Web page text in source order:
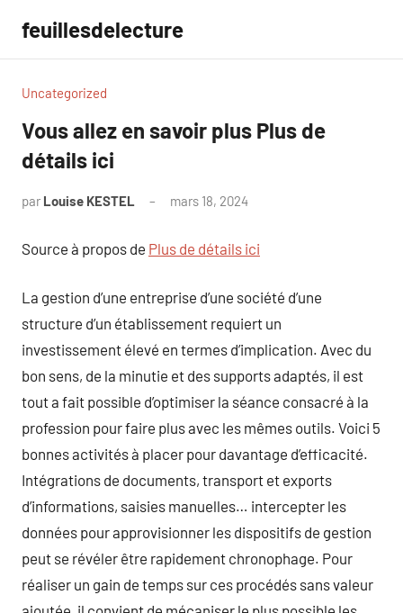
contenu
feuillesdelecture
Uncategorized
Vous allez en savoir plus Plus de
détails ici
par Louise KESTEL mars 18, 2024
Source à propos de Plus de détails ici
La gestion d’une entreprise d’une société d’une
structure d’un établissement requiert un
investissement élevé en termes d’implication. Avec du
bon sens, de la minutie et des supports adaptés, il est
tout a fait possible d’optimiser la séance consacré à la
profession pour faire plus avec les mêmes outils. Voici 5
bonnes activités à placer pour davantage d’efficacité.
Intégrations de documents, transport et exports
d’informations, saisies manuelles… intercepter les
données pour approvisionner les dispositifs de gestion
peut se révéler être rapidement chronophage. Pour
réaliser un gain de temps sur ces procédés sans valeur